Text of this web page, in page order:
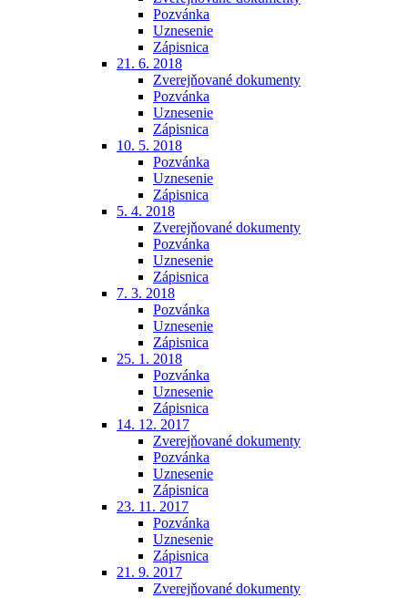
Pozvánka
Uznesenie
Zápisnica
21. 6. 2018
Zverejňované dokumenty
Pozvánka
Uznesenie
Zápisnica
10. 5. 2018
Pozvánka
Uznesenie
Zápisnica
5. 4. 2018
Zverejňované dokumenty
Pozvánka
Uznesenie
Zápisnica
7. 3. 2018
Pozvánka
Uznesenie
Zápisnica
25. 1. 2018
Pozvánka
Uznesenie
Zápisnica
14. 12. 2017
Zverejňované dokumenty
Pozvánka
Uznesenie
Zápisnica
23. 11. 2017
Pozvánka
Uznesenie
Zápisnica
21. 9. 2017
Zverejňované dokumenty